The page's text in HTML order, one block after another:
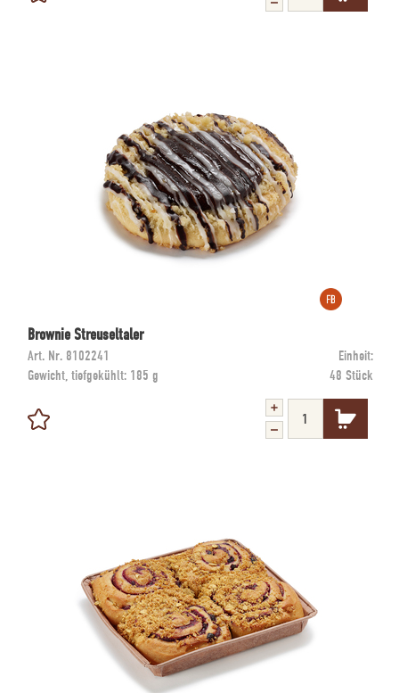
Brownie Streuseltaler
Art. Nr. 8102241
Einheit:
Gewicht, tiefgekühlt: 185 g 48 Stück